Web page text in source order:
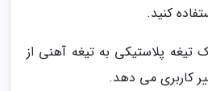
کنید.
پلاستیکی به تیغه آهنی از
کاربری می دهد.